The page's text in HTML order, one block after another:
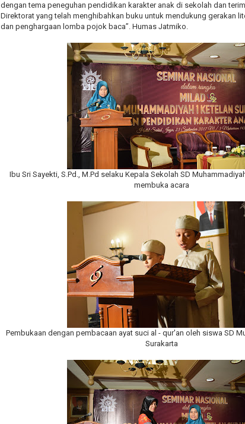
dengan tema peneguhan pendidikan karakter anak di sekolah dan
Direktorat yang telah menghibahkan buku untuk mendukung gerakan
dan penghargaan lomba pojok baca”. Humas Jatmiko.
Ibu Sri Sayekti, S.Pd., M.Pd selaku Kepala Sekolah SD
membuka acara
Pembukaan dengan pembacaan ayat suci al - qur'an oleh siswa SD
Surakarta